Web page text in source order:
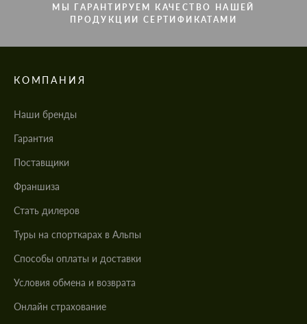
МЫ ГАРАНТИРУЕМ КАЧЕСТВО НАШЕЙ
ПРОДУКЦИИ СЕРТИФИКАТАМИ
КОМПАНИЯ
Наши бренды
Гарантия
Поставщики
Франшиза
Стать дилеров
Туры на спорткарах в Альпы
Cпособы оплаты и доставки
Условия обмена и возврата
Онлайн страхование